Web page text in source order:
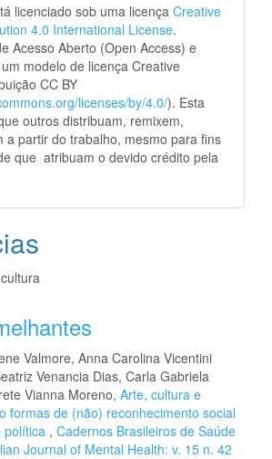
licenciado sob uma licença Creative
4.0 International License.
Acesso Aberto (Open Access) e
modelo de licença Creative
CC BY
licenses/by/4.0/). Esta
outros distribuam, remixem,
a partir do trabalho, mesmo para fins
que atribuam o devido crédito pela
Valmore, Anna Carolina Vicentini
Venancia Dias, Carla Gabriela
Vianna Moreno, Arte, cultura e
formas de (não) reconhecimento social
política , Cadernos Brasileiros de Saúde
Journal of Mental Health: v. 15 n. 42